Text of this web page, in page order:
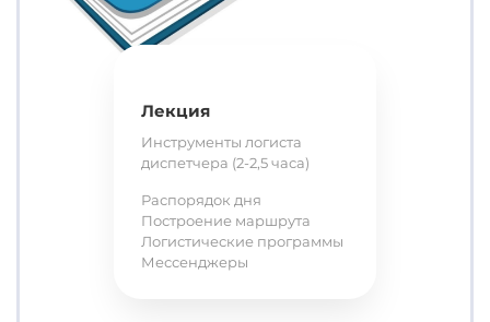
Лекция
Инструменты логиста
диспетчера (2-2,5 часа)
Распорядок дня
Построение маршрута
Логистические программы
Мессенджеры